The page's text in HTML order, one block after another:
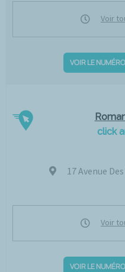
Voir
VOIR LE NUMÉRO
click
17 Avenue
Voir
VOIR LE NUMÉRO